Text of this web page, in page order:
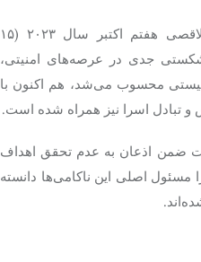
گفتنی است که عملیات طوفان الاقصی هفتم اکتبر سال ۲۰۲۳ (۱۵
زمان شکستی جدی در عرصه‌های امنیتی،
محسوب می‌شد، هم اکنون با
تبادل اسرا نیز همراه شده است.
ضمن اذعان به عدم تحقق اهداف
مسئول اصلی این ناکامی‌ها دانسته